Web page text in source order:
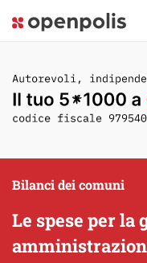
Le spese per la
Bilanci dei comuni